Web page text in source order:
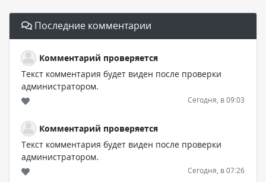
Последние комментарии
Комментарий проверяется
Текст комментария будет виден после проверки
администратором.
Сегодня, в 09:03
Комментарий проверяется
Текст комментария будет виден после проверки
администратором.
Сегодня, в 07:26